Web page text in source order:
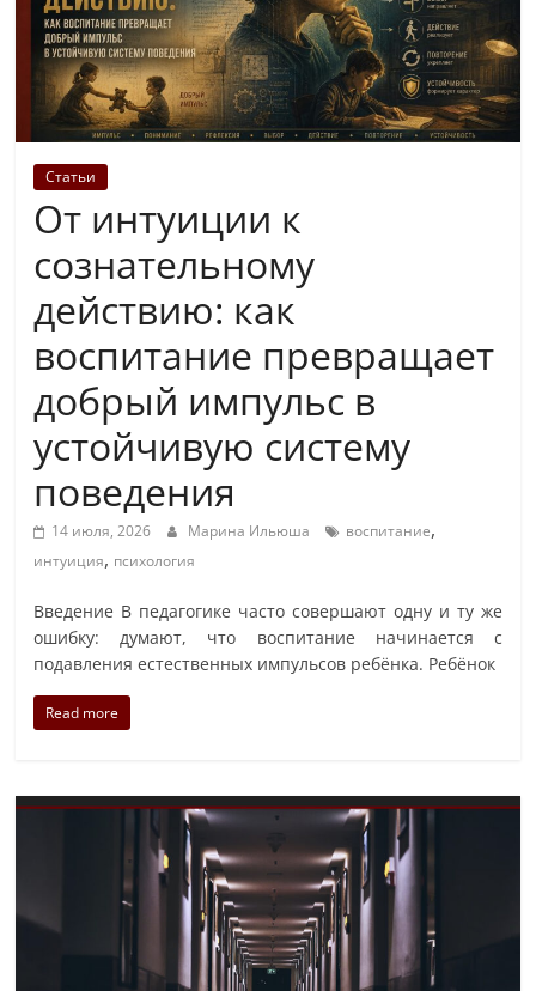
Статьи
От интуиции к
сознательному
действию: как
воспитание превращает
добрый импульс в
устойчивую систему
поведения
14 июля, 2026 Марина Ильюша воспитание,
интуиция, психология
Введение В педагогике часто совершают одну и ту же
ошибку: думают, что воспитание начинается с
подавления естественных импульсов ребёнка. Ребёнок
Read more